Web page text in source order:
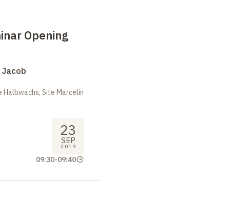
Opening
Site Marcelin
23
SEP
2019
09:30-09:40